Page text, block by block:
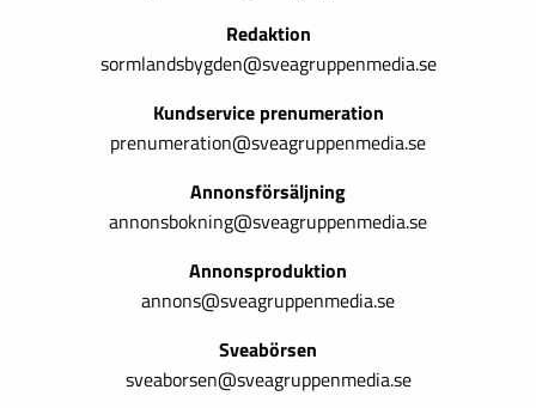
Redaktion
sormlandsbygden@sveagruppenmedia.se
Kundservice prenumeration
prenumeration@sveagruppenmedia.se
Annonsförsäljning
annonsbokning@sveagruppenmedia.se
Annonsproduktion
annons@sveagruppenmedia.se
Sveabörsen
sveaborsen@sveagruppenmedia.se